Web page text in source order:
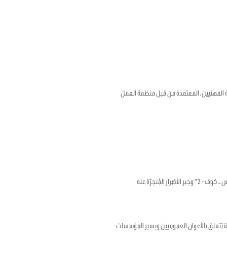
بشأن الإطار الترويجي للصحة والسلامة المهنيين، المعتمدة من قبل منظمة العمل
عنه
في 17 أفريل 2020 المتعلق بضبط أحكام استثنائية تتعلق بالأعوان العموميين وبسير المؤسسات